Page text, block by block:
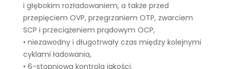
i głębokim rozładowaniem, a także przed
przepięciem OVP, przegrzaniem OTP, zwarciem
SCP i przeciążeniem prądowym OCP,
• niezawodny i długotrwały czas między kolejnymi
cyklami ładowania,
• 6-stopniowa kontrola jakości.